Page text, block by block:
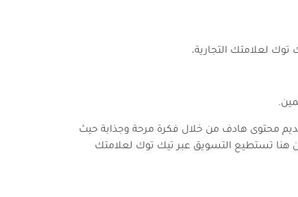
توك لعلامتك التجارية،
محتوى هادف من خلال فكرة مرحة وجذابة حيث
هنا تستطيع التسويق عبر تيك توك لعلامتك